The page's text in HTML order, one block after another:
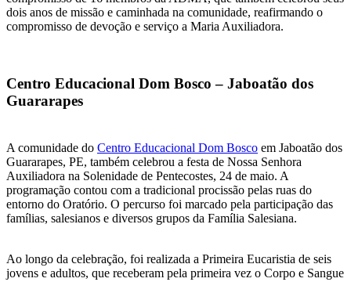
dois anos de missão e caminhada na comunidade, reafirmando o
compromisso de devoção e serviço a Maria Auxiliadora.
Centro Educacional Dom Bosco – Jaboatão dos
Guararapes
A comunidade do Centro Educacional Dom Bosco em Jaboatão dos
Guararapes, PE, também celebrou a festa de Nossa Senhora
Auxiliadora na Solenidade de Pentecostes, 24 de maio. A
programação contou com a tradicional procissão pelas ruas do
entorno do Oratório. O percurso foi marcado pela participação das
famílias, salesianos e diversos grupos da Família Salesiana.
Ao longo da celebração, foi realizada a Primeira Eucaristia de seis
jovens e adultos, que receberam pela primeira vez o Corpo e Sangue